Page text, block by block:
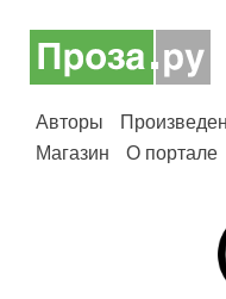
Авторы
Магазин
О портале